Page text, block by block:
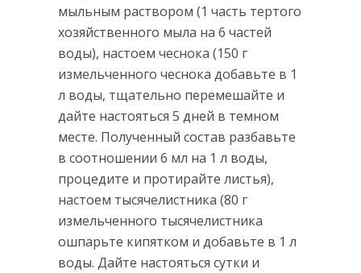
мыльным раствором (1 часть тертого
хозяйственного мыла на 6 частей
воды), настоем чеснока (150 г
измельченного чеснока добавьте в 1
л воды, тщательно перемешайте и
дайте настояться 5 дней в темном
месте. Полученный состав разбавьте
в соотношении 6 мл на 1 л воды,
процедите и протирайте листья),
настоем тысячелистника (80 г
измельченного тысячелистника
ошпарьте кипятком и добавьте в 1 л
воды. Дайте настояться сутки и